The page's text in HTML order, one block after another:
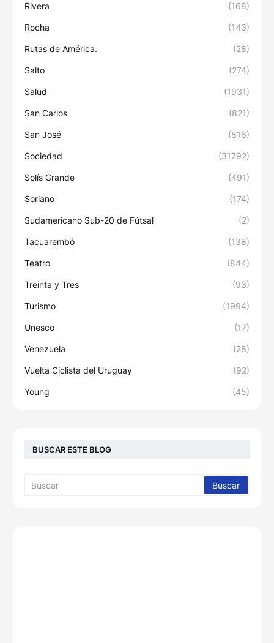
Rivera (168)
Rocha (143)
Rutas de América. (28)
Salto (274)
Salud (1931)
San Carlos (821)
San José (816)
Sociedad (31792)
Solís Grande (491)
Soriano (174)
Sudamericano Sub-20 de Fútsal (2)
Tacuarembó (138)
Teatro (844)
Treinta y Tres (93)
Turismo (1994)
Unesco (17)
Venezuela (28)
Vuelta Ciclista del Uruguay (92)
Young (45)
BUSCAR ESTE BLOG